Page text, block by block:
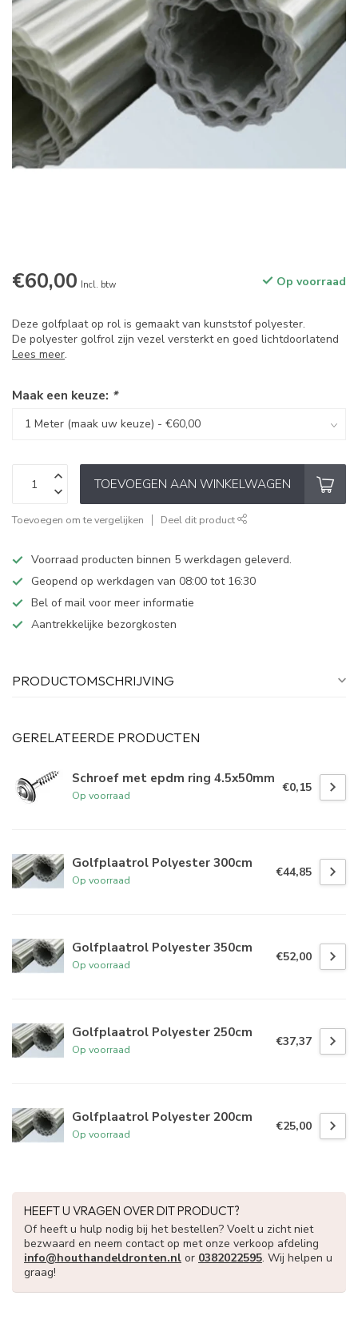
€60,00 Incl. btw Op voorraad
Deze golfplaat op rol is gemaakt van kunststof polyester.
De polyester golfrol zijn vezel versterkt en goed lichtdoorlatend
Lees meer.
Maak een keuze: *
TOEVOEGEN AAN WINKELWAGEN
Toevoegen om te vergelijken Deel dit product
Voorraad producten binnen 5 werkdagen geleverd.
Geopend op werkdagen van 08:00 tot 16:30
Bel of mail voor meer informatie
Aantrekkelijke bezorgkosten
PRODUCTOMSCHRIJVING
GERELATEERDE PRODUCTEN
Schroef met epdm ring 4.5x50mm
Op voorraad
€0,15
Golfplaatrol Polyester 300cm
Op voorraad
€44,85
Golfplaatrol Polyester 350cm
Op voorraad
€52,00
Golfplaatrol Polyester 250cm
Op voorraad
€37,37
Golfplaatrol Polyester 200cm
Op voorraad
€25,00
HEEFT U VRAGEN OVER DIT PRODUCT?
Of heeft u hulp nodig bij het bestellen? Voelt u zicht niet
bezwaard en neem contact op met onze verkoop afdeling
info@houthandeldronten.nl or 0382022595. Wij helpen u
graag!